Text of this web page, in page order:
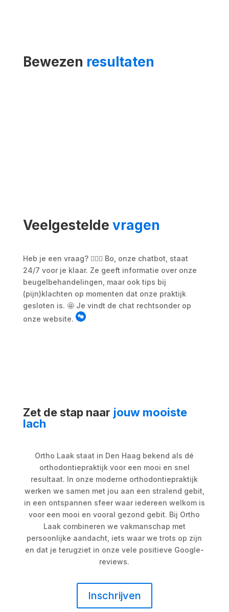
Bewezen resultaten
Veelgestelde vragen
Heb je een vraag? 🙋🏼‍♀️ Bo, onze chatbot, staat
24/7 voor je klaar. Ze geeft informatie over onze
beugelbehandelingen, maar ook tips bij
(pijn)klachten op momenten dat onze praktijk
gesloten is. 🤩 Je vindt de chat rechtsonder op
onze website.
Zet de stap naar jouw mooiste
lach
Ortho Laak staat in Den Haag bekend als dé
orthodontiepraktijk voor een mooi en snel
resultaat. In onze moderne orthodontiepraktijk
werken we samen met jou aan een stralend gebit,
in een ontspannen sfeer waar iedereen welkom is
voor een mooi en vooral gezond gebit. Bij Ortho
Laak combineren we vakmanschap met
persoonlijke aandacht, iets waar we trots op zijn
en dat je terugziet in onze vele positieve Google-
reviews.
Inschrijven